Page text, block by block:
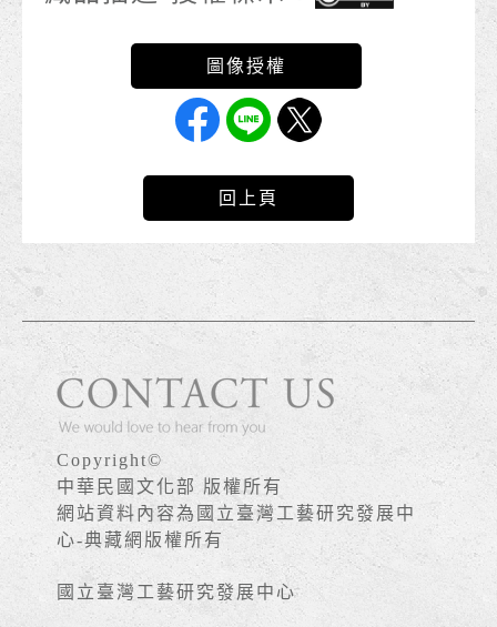
回上頁
Copyright©
中華民國文化部 版權所有
網站資料內容為國立臺灣工藝研究發展中
心-典藏網版權所有
國立臺灣工藝研究發展中心